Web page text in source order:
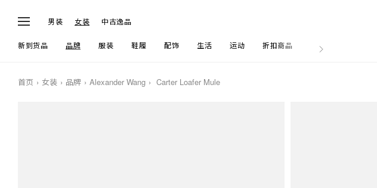
男装 女装 中古逸品
新到货品 品牌 服装 鞋履 配饰 生活 运动 折扣商品 文章
首页 女装 品牌 Alexander Wang Carter Loafer Mule